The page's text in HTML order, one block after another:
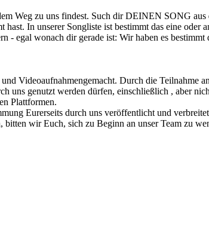
Weg zu uns findest. Such dir DEINEN SONG aus
In unserer Songliste ist bestimmt das eine oder
- egal wonach dir gerade ist: Wir haben es bestimmt
Videoaufnahmengemacht. Durch die Teilnahme
uns genutzt werden dürfen, einschließlich , aber
Plattformen.
Eurerseits durch uns veröffentlicht und
wir Euch, sich zu Beginn an unser Team zu